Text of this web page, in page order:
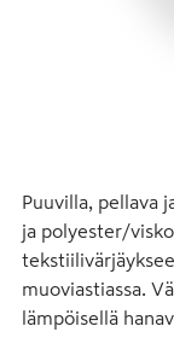
Puuvilla, pellava
ja polyester/
muoviastiassa.
lämpöisellä